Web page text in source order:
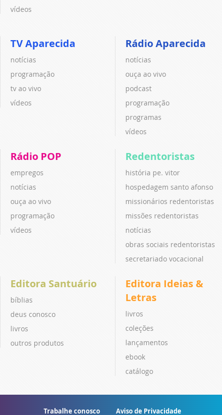
vídeos
TV Aparecida
notícias
programação
tv ao vivo
vídeos
Rádio Aparecida
notícias
ouça ao vivo
podcast
programação
programas
vídeos
Rádio POP
empregos
notícias
ouça ao vivo
programação
vídeos
Redentoristas
história pe. vitor
hospedagem santo afonso
missionários redentoristas
missões redentoristas
notícias
obras sociais redentoristas
secretariado vocacional
Editora Santuário
bíblias
deus conosco
livros
outros produtos
Editora Ideias &
Letras
livros
coleções
lançamentos
ebook
catálogo
Trabalhe conosco Aviso de Privacidade